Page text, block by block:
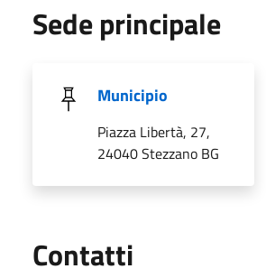
Sede principale
Municipio
Piazza Libertà, 27,
24040 Stezzano BG
Contatti